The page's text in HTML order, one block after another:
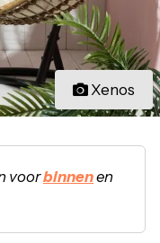
Xenos
voorbinnenen